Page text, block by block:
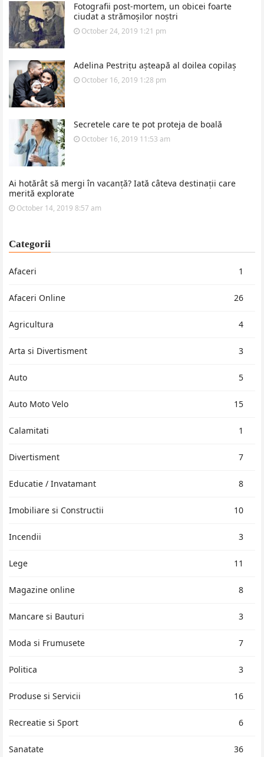
Fotografii post-mortem, un obicei foarte
ciudat a strămoșilor noștri
October 24, 2019 1:21 pm
Adelina Pestrițu așteapă al doilea copilaș
October 16, 2019 1:28 pm
Secretele care te pot proteja de boală
October 16, 2019 11:53 am
Ai hotărât să mergi în vacanță? Iată câteva destinații care
merită explorate
October 14, 2019 8:57 am
Categorii
Afaceri 1
Afaceri Online 26
Agricultura 4
Arta si Divertisment 3
Auto 5
Auto Moto Velo 15
Calamitati 1
Divertisment 7
Educatie / Invatamant 8
Imobiliare si Constructii 10
Incendii 3
Lege 11
Magazine online 8
Mancare si Bauturi 3
Moda si Frumusete 7
Politica 3
Produse si Servicii 16
Recreatie si Sport 6
Sanatate 36